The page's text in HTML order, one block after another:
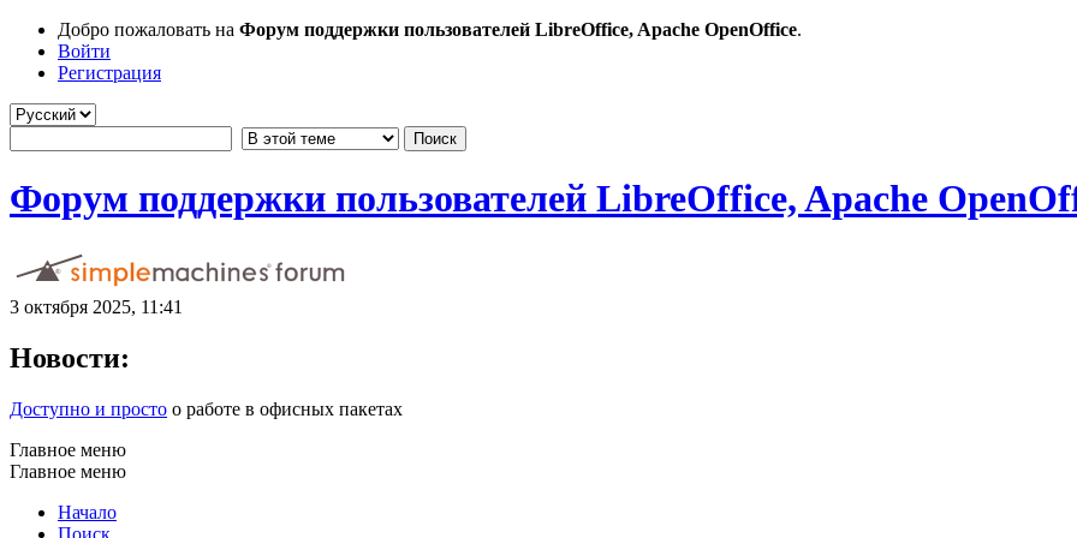
Добро пожаловать на Форум поддержки пользователей LibreOffice, Apache OpenOffice.
Войти
Регистрация
Форум поддержки пользователей LibreOffice, Apache
3 октября 2025, 11:41
Новости:
Доступно и просто о работе в офисных пакетах
Главное меню
Главное меню
Начало
Поиск